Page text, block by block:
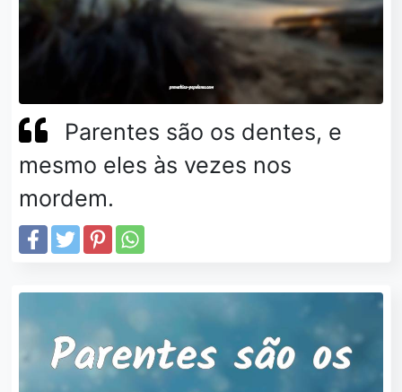
Parentes são os dentes, e
mesmo eles às vezes nos
mordem.